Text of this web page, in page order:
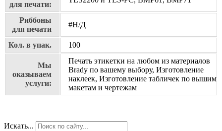
для печати:
Риббоны
для печати
#Н/Д
Кол. в упак. 100
Мы
оказываем
услуги:
Печать этикетки на любом из материалов
Brady по вашему выбору, Изготовление
наклеек, Изготовление табличек по вышим
макетам и чертежам
Искать...